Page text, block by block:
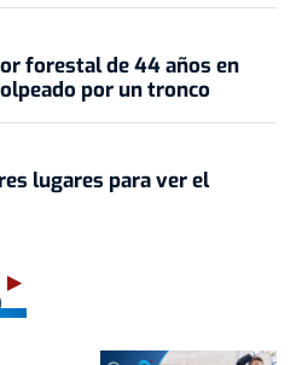
forestal de 44 años en
por un tronco
lugares para ver el